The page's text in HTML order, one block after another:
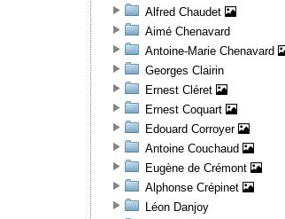
Alfred Chaudet
Aimé Chenavard
Antoine-Marie Chenavard
Georges Clairin
Ernest Cléret
Ernest Coquart
Edouard Corroyer
Antoine Couchaud
Eugène de Crémont
Alphonse Crépinet
Léon Danjoy